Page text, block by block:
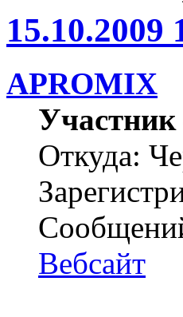
15.10.2009
APROMIX
Участник
Откуда:
Вебсайт